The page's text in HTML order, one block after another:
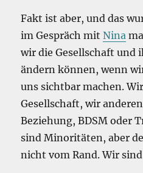
Fakt ist aber, und das
im Gespräch mitNina
wir die Gesellschaft und
ändern können, wenn
uns sichtbar machen.
Gesellschaft, wir
Beziehung, BDSM oder
sind Minoritäten, aber
nicht vom Rand. Wir